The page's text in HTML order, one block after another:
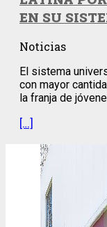
EN SU
Noticias
El sistema
con mayor
la franja de
[…]